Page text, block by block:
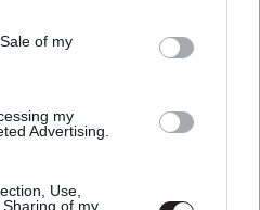
purposes in below Google
of my
my
Advertising.
Use,
of my
Roxfort,
| 2023.06.29 12:41
– Kritika